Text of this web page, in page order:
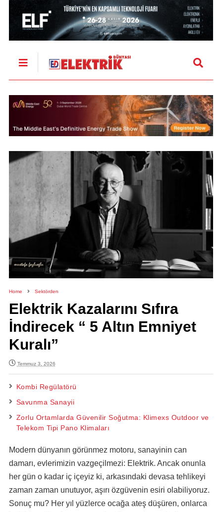
Home Sektörden
Elektrik Kazalarını Sıfıra
İndirecek “ 5 Altın Emniyet
Kuralı”
Temmuz 3, 2026
Kombi Regülatörü
Savunma Sanayii
Zorlu Ortamlarda Güvenilir Soğutma: Klimexs Outdoor ve
Telekom Tipi Pano Klimaları
Modern dünyanın görünmez motoru, sanayinin can
damarı, evlerimizin vazgeçilmezi: Elektrik. Ancak onunla
her gün o kadar iç içeyiz ki, arkasındaki devasa tehlikeyi
zaman zaman unutuyor, aşırı özgüvenin esiri olabiliyoruz.
Sonuç mu? Her yıl yüzlerce ocağa ateş düşüren, onlarca